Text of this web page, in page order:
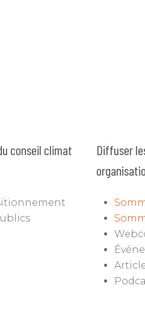
ou ESC pour annuler
conseil climat
Diffuser